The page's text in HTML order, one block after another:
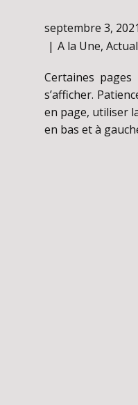
septembre 3, 2021
A la Une,
Certaines
s’afficher.
en page, utiliser
en bas et à